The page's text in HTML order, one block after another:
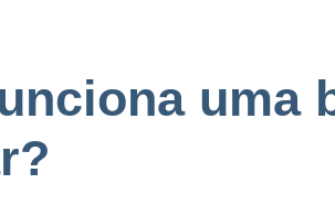
uma